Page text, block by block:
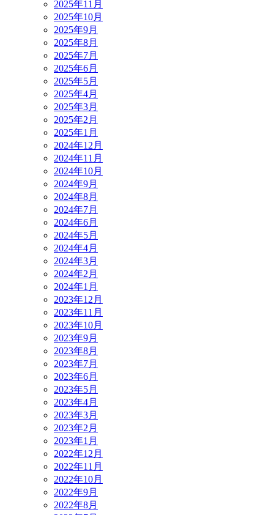
2025年11月
2025年10月
2025年9月
2025年8月
2025年7月
2025年6月
2025年5月
2025年4月
2025年3月
2025年2月
2025年1月
2024年12月
2024年11月
2024年10月
2024年9月
2024年8月
2024年7月
2024年6月
2024年5月
2024年4月
2024年3月
2024年2月
2024年1月
2023年12月
2023年11月
2023年10月
2023年9月
2023年8月
2023年7月
2023年6月
2023年5月
2023年4月
2023年3月
2023年2月
2023年1月
2022年12月
2022年11月
2022年10月
2022年9月
2022年8月